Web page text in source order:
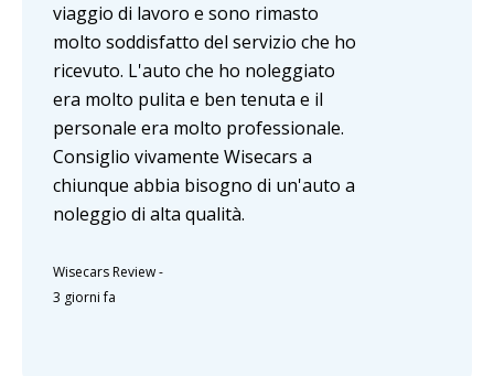
viaggio di lavoro e sono rimasto
molto soddisfatto del servizio che ho
ricevuto. L'auto che ho noleggiato
era molto pulita e ben tenuta e il
personale era molto professionale.
Consiglio vivamente Wisecars a
chiunque abbia bisogno di un'auto a
noleggio di alta qualità.
Wisecars Review-
3 giorni fa